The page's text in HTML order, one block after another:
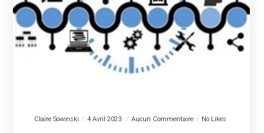
Claire Sowinski 4 Avril 2023 Aucun Commentaire No Likes